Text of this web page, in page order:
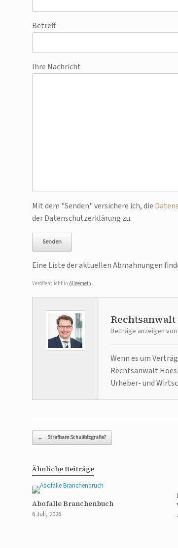
Betreff
Ihre Nachricht
Bitte lasse dieses Feld leer.
Mit dem "Senden" versichere ich, die
der Datenschutzerklärung zu.
Eine Liste der aktuellen Abmahnungen
Veröffentlicht in Allgemein.
Beiträge anzeigen
Wenn es um
Rechtsanwalt
Urheber- und
Beitragsnavigation
← Strafbare Schulfotografie?
Ähnliche Beiträge
Abofalle Branchenbuch
6 Juli, 2026